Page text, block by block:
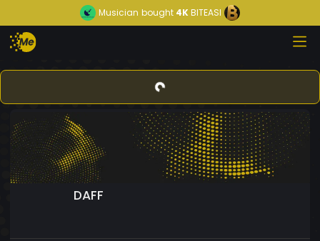
Musician bought 4KBITEASI
DAFF